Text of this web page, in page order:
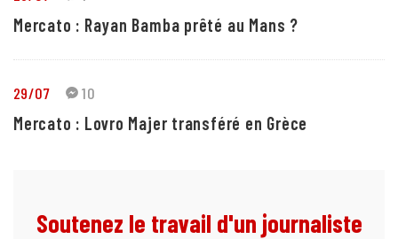
Mercato : Rayan Bamba prêté au Mans ?
29/07 10
Mercato : Lovro Majer transféré en Grèce
Soutenez le travail d'un journaliste